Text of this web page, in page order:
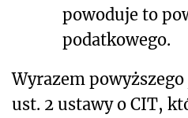
powoduje to
podatkowego.
Wyrazem
ust. 2 ustawy o CIT,